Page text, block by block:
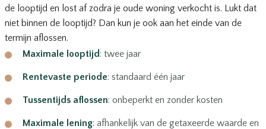
de looptijd en lost af zodra je oude woning verkocht is. Lukt dat
niet binnen de looptijd? Dan kun je ook aan het einde van de
termijn aflossen.
Maximale looptijd: twee jaar
Rentevaste periode: standaard één jaar
Tussentijds aflossen: onbeperkt en zonder kosten
Maximale lening: afhankelijk van de getaxeerde waarde en